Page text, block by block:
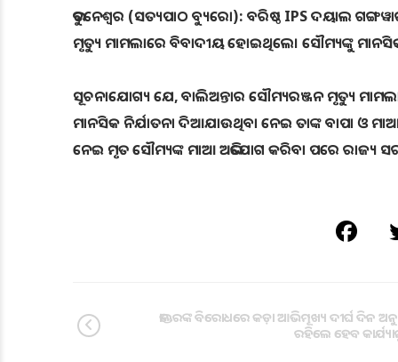
ଭୁବନେଶ୍ୱର (ସତ୍ୟପାଠ ବ୍ୟୁରୋ): ବରିଷ୍ଠ IPS ଦୟାଲ
ମୃତ୍ୟୁ ମାମଲାରେ ବିବାଦୀୟ ହୋଇଥିଲେ। ସୌମ୍ୟଙ୍କୁ
ସୂଚନାଯୋଗ୍ୟ ଯେ, ବାଲିଅନ୍ତାର ସୌମ୍ୟରଞ୍ଜନ ମୃତ୍ୟୁ
ମାନସିକ ନିର୍ଯାତନା ଦିଆଯାଉଥିବା ନେଇ ତାଙ୍କ ବାପା ଓ
ନେଇ ମୃତ ସୌମ୍ୟଙ୍କ ମାଆ ଅଭିଯୋଗ କରିବା ପରେ ରାଜ୍ୟ
ଡାକ୍ତରଙ୍କ ବିରୋଧରେ କଡ଼ା ଆଭିମୂଖ୍ୟ ଦୀର୍ଘ ଦିନ
ରହିଲେ ହେବ